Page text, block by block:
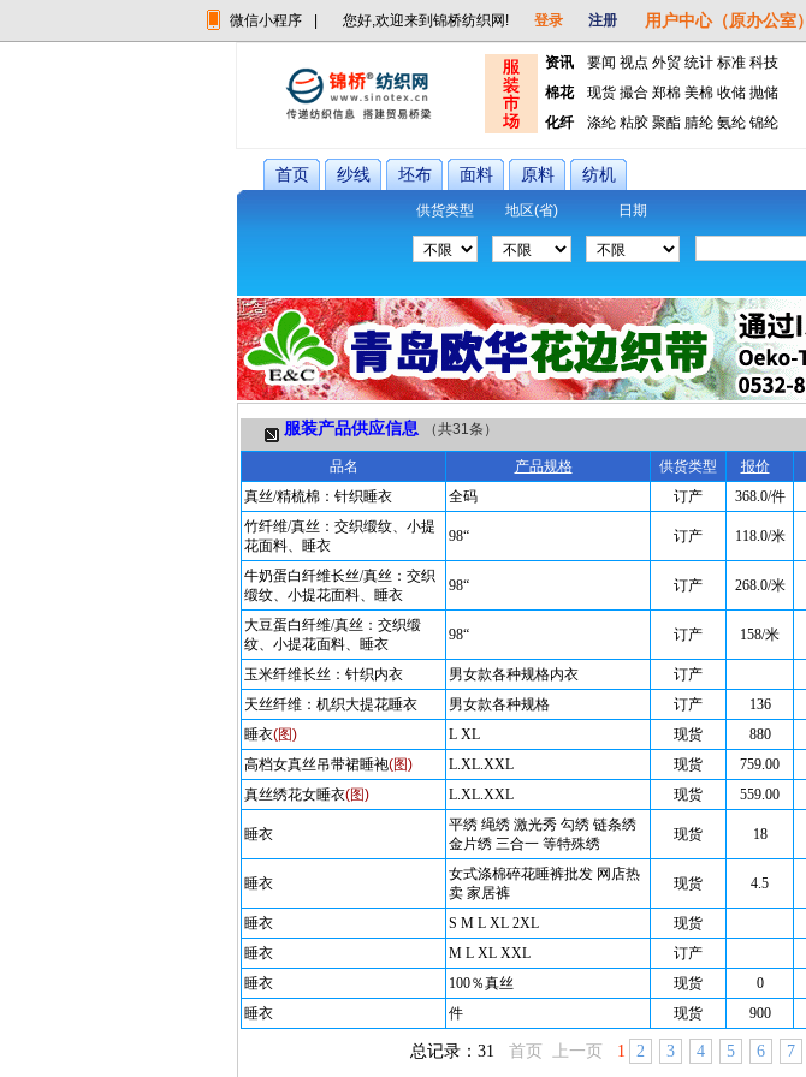
微信小程序 您好,欢迎来到锦桥纺织网! 登录 注册 用户中心（原办公室）
资讯 要闻 视点 外贸 统计 标准 科技
棉花
现货 撮合 郑棉 美棉 收储 抛储
化纤
涤纶 粘胶 聚酯 腈纶 氨纶 锦纶
首页 纱线 坯布 面料 原料 纺机
供货类型 地区(省) 日期
服装产品供应信息 （共31条）
品名 产品规格 供货类型 报价
真丝/精梳棉：针织睡衣
全码 订产 368.0/件
竹纤维/真丝：交织缎纹、小提
花面料、睡衣
98“ 订产 118.0/米
牛奶蛋白纤维长丝/真丝：交织
缎纹、小提花面料、睡衣
98“ 订产 268.0/米
大豆蛋白纤维/真丝：交织缎
纹、小提花面料、睡衣
98“ 订产 158/米
玉米纤维长丝：针织内衣 男女款各种规格内衣 订产
天丝纤维：机织大提花睡衣
男女款各种规格 订产 136
睡衣(图) L XL 现货 880
高档女真丝吊带裙睡袍(图) L.XL.XXL 现货 759.00
真丝绣花女睡衣(图) L.XL.XXL 现货 559.00
睡衣
平绣 绳绣 激光秀 勾绣 链条绣
金片绣 三合一 等特殊绣
现货 18
睡衣
女式涤棉碎花睡裤批发 网店热
卖 家居裤
现货 4.5
睡衣 S M L XL 2XL 现货
睡衣
M L XL XXL 订产
睡衣
100％真丝 现货 0
睡衣
件 现货 900
总记录：31 首页 上一页 1 2 3 4 5 6 7